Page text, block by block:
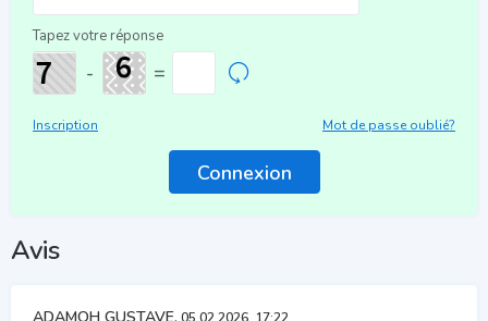
Tapez votre réponse
- =
Inscription Mot de passe oublié?
Avis